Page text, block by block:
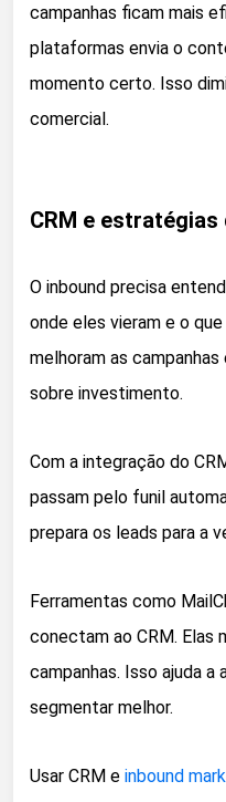
campanhas ficam mais
plataformas envia o
momento certo. Isso
comercial.
CRM e
O inbound precisa
onde eles vieram e o
melhoram as
sobre investimento.
Com a integração do
passam pelo funil
prepara os leads para a
Ferramentas como
conectam ao CRM. Elas
campanhas. Isso ajuda a
segmentar melhor.
Usar CRM e inbound